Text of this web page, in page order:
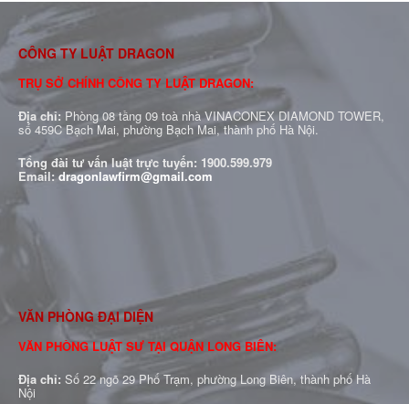
CÔNG TY LUẬT DRAGON
TRỤ SỞ CHÍNH CÔNG TY LUẬT DRAGON:
Địa chỉ: Phòng 08 tầng 09 toà nhà VINACONEX DIAMOND TOWER,
số 459C Bạch Mai, phường Bạch Mai, thành phố Hà Nội.
Tổng đài tư vấn luật trực tuyến: 1900.599.979
Email:dragonlawfirm@gmail.com
VĂN PHÒNG ĐẠI DIỆN
VĂN PHÒNG LUẬT SƯ TẠI QUẬN LONG BIÊN:
Địa chỉ: Số 22 ngõ 29 Phố Trạm, phường Long Biên, thành phố Hà
Nội